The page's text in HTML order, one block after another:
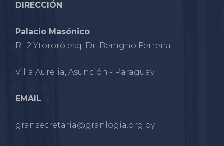
DIRECCIÓN
Palacio Masónico
R.I.2 Ytororó esq. Dr. Benigno Ferreira
Villa Aurelia, Asunción - Paraguay
EMAIL:
gransecretaria@granlogia.org.py